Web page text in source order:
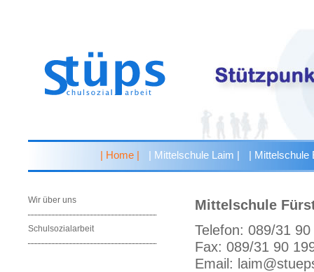
| Home | | Mittelschule Laim | | Mittelschule
Wir über uns
Schulsozialarbeit
Mittelschule
Telefon: 089/31
Fax: 089/31 90
Email: